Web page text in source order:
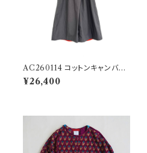
AC260114 コットンキャンバス
＆オレンジリネンのBLパンツN
ew
¥26,400